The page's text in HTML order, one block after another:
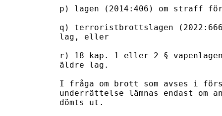
p) lagen (2014:406) om straff
q) terroristbrottslagen
lag, eller
r) 18 kap. 1 eller 2 §
äldre lag.
I fråga om brott som avses i
underrättelse lämnas endast om
dömts ut.